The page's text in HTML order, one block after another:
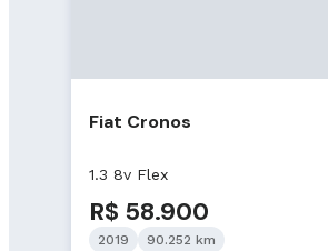
Fiat Cronos
1.3 8v Flex
R$ 58.900
2019
90.252 km